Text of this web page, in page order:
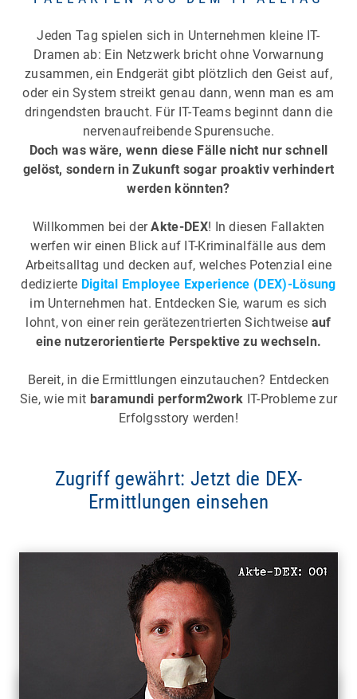
Jeden Tag spielen sich in Unternehmen kleine IT-
Dramen ab: Ein Netzwerk bricht ohne Vorwarnung
zusammen, ein Endgerät gibt plötzlich den Geist auf,
oder ein System streikt genau dann, wenn man es am
dringendsten braucht. Für IT-Teams beginnt dann die
nervenaufreibende Spurensuche.
Doch was wäre, wenn diese Fälle nicht nur schnell
gelöst, sondern in Zukunft sogar proaktiv verhindert
werden könnten?
Willkommen bei derAkte-DEX! In diesen Fallakten
werfen wir einen Blick auf IT-Kriminalfälle aus dem
Arbeitsalltag und decken auf, welches Potenzial eine
dedizierte Digital Employee Experience (DEX)-Lösung
im Unternehmen hat. Entdecken Sie, warum es sich
lohnt, von einer rein gerätezentrierten Sichtweise auf
eine nutzerorientierte Perspektive zu wechseln.
Bereit, in die Ermittlungen einzutauchen? Entdecken
Sie, wie mit baramundi perform2work IT-Probleme zur
Erfolgsstory werden!
Zugriff gewährt: Jetzt die DEX-
Ermittlungen einsehen